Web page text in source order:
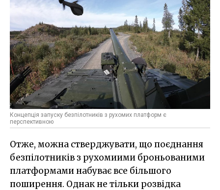
Концепція запуску безпілотників з рухомих платформ є
перспективною
Отже, можна стверджувати, що поєднання
безпілотників з рухомиими броньованими
платформами набуває все більшого
поширення. Однак не тільки розвідка